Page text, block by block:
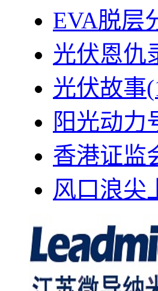
EVA脱层
光伏恩仇
光伏故事
阳光动力
香港证监
风口浪尖